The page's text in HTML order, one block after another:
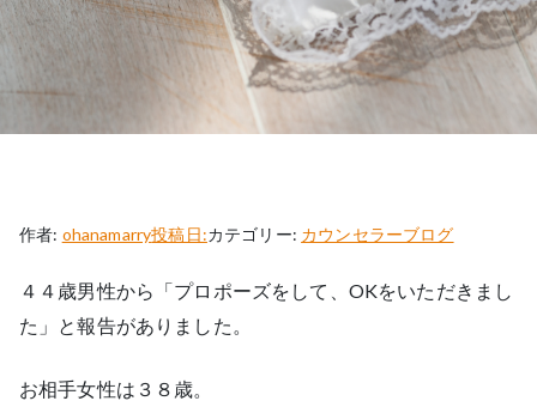
作者: ohanamarry投稿日:カテゴリー: カウンセラーブログ
４４歳男性から「プロポーズをして、OKをいただきまし
た」と報告がありました。
お相手女性は３８歳。